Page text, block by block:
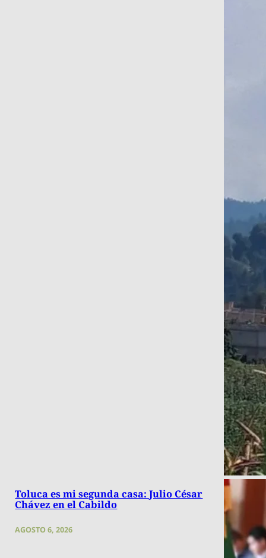
Toluca es mi segunda casa: Julio César
Chávez en el Cabildo
AGOSTO 6, 2026